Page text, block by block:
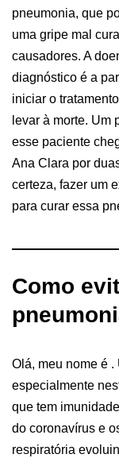
pneumonia, que
uma gripe mal
causadores. A
diagnóstico é a
iniciar o
levar à morte. Um
esse paciente
Ana Clara por
certeza, fazer um
para curar essa
Como
Olá, meu nome é
especialmente
que tem
do coronavírus e
respiratória